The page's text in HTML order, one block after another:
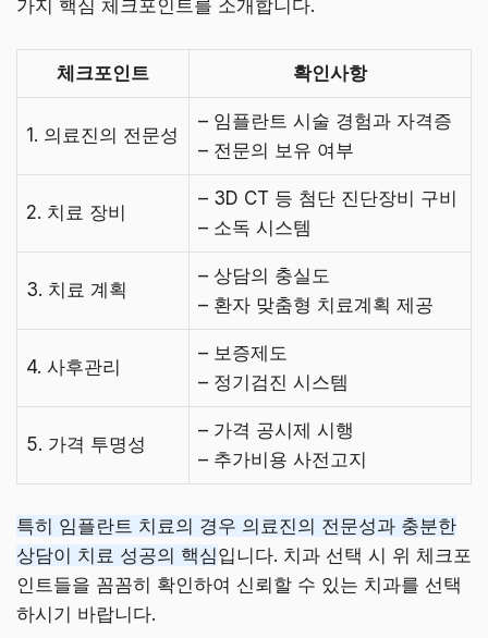
가지 핵심 체크포인트를 소개합니다.
체크포인트 확인사항
1. 의료진의 전문성
– 임플란트 시술 경험과 자격증
– 전문의 보유 여부
2. 치료 장비
– 3D CT 등 첨단 진단장비 구비
– 소독 시스템
3. 치료 계획
– 상담의 충실도
– 환자 맞춤형 치료계획 제공
4. 사후관리
– 보증제도
– 정기검진 시스템
5. 가격 투명성
– 가격 공시제 시행
– 추가비용 사전고지
특히 임플란트 치료의 경우 의료진의 전문성과 충분한
상담이 치료 성공의 핵심입니다. 치과 선택 시 위 체크포
인트들을 꼼꼼히 확인하여 신뢰할 수 있는 치과를 선택
하시기 바랍니다.